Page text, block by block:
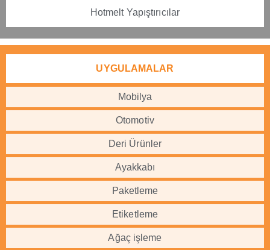
Hotmelt Yapıştırıcılar
UYGULAMALAR
Mobilya
Otomotiv
Deri Ürünler
Ayakkabı
Paketleme
Etiketleme
Ağaç işleme